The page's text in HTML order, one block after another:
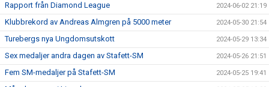
Rapport från Diamond League 2024-06-02 21:19
Klubbrekord av Andreas Almgren på 5000 meter 2024-05-30 21:54
Turebergs nya Ungdomsutskott 2024-05-29 13:34
Sex medaljer andra dagen av Stafett-SM 2024-05-26 21:51
Fem SM-medaljer på Stafett-SM 2024-05-25 19:41